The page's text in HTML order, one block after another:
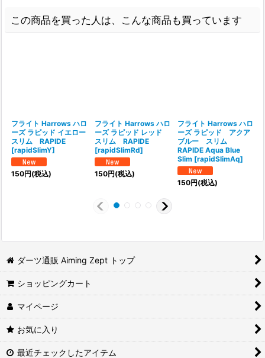
この商品を買った人は、こんな商品も買っています
フライト Harrows ハロ
ーズ ラピッド イエロー
スリム RAPIDE
[rapidSlimY]
150円(税込)
フライト Harrows ハロ
ーズ ラピッド レッド
スリム RAPIDE
[rapidSlimRd]
150円(税込)
フライト Harrows ハロ
ーズ ラピッド アクア
ブルー スリム
RAPIDE Aqua Blue
Slim [rapidSlimAq]
150円(税込)
ダーツ通販 Aiming Zept トップ
ショッピングカート
マイページ
お気に入り
最近チェックしたアイテム